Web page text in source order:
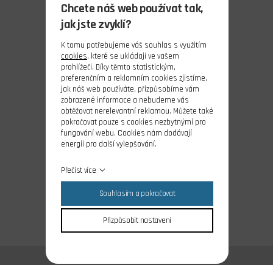
Chcete náš web používat tak,
jak jste zvyklí?
K tomu potřebujeme váš souhlas s využitím
cookies, které se ukládají ve vašem
prohlížeči. Díky těmto statistickým,
preferenčním a reklamním cookies zjistíme,
jak náš web používáte, přizpůsobíme vám
zobrazené informace a nebudeme vás
obtěžovat nerelevantní reklamou. Můžete také
pokračovat pouze s cookies nezbytnými pro
fungování webu. Cookies nám dodávají
energii pro další vylepšování.
Přečíst více
Souhlasím a pokračovat
Přizpůsobit nastavení